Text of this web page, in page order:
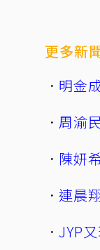
更多新
明金
周渝
陳妍
連晨
JYP